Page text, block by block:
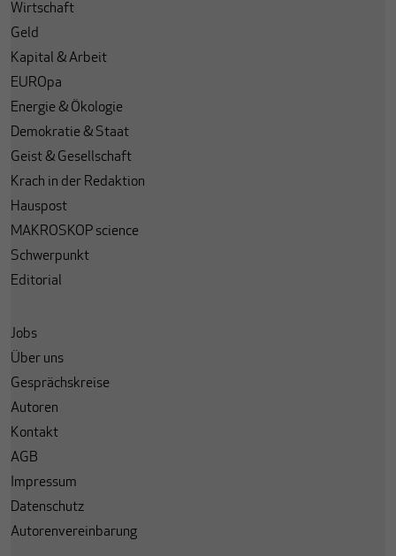
Wirtschaft
Geld
Kapital & Arbeit
EUROpa
Energie & Ökologie
Demokratie & Staat
Geist & Gesellschaft
Krach in der Redaktion
Hauspost
MAKROSKOP science
Schwerpunkt
Editorial
Jobs
Über uns
Gesprächskreise
Autoren
Kontakt
AGB
Impressum
Datenschutz
Autorenvereinbarung